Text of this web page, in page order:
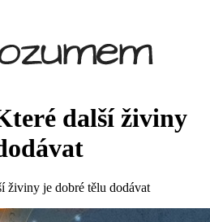
další živiny
živiny je dobré tělu dodávat